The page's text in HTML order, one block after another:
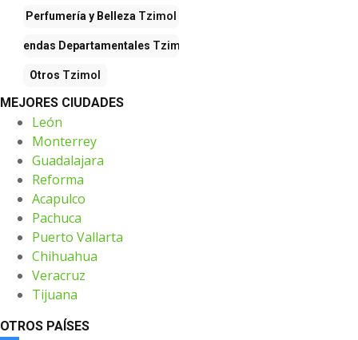
Perfumería y Belleza Tzimol
Tiendas Departamentales Tzimol
Otros Tzimol
MEJORES CIUDADES
León
Monterrey
Guadalajara
Reforma
Acapulco
Pachuca
Puerto Vallarta
Chihuahua
Veracruz
Tijuana
OTROS PAÍSES